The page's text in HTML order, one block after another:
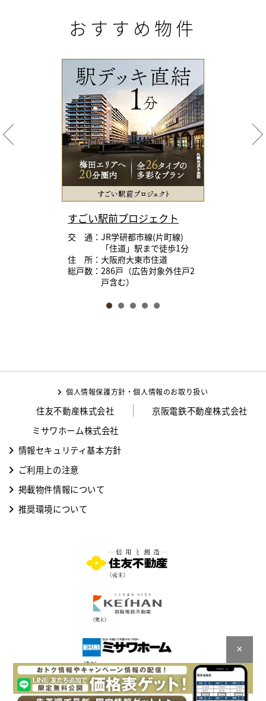
おすすめ物件
すごい駅前プロジェクト
交 通：JR学研都市線(片町線)
「住道」駅まで徒歩1分
住 所：大阪府大東市住道
総戸数：286戸（広告対象外住戸2
戸含む）
個人情報保護方針・個人情報のお取り扱い
住友不動産株式会社
京阪電鉄不動産株式会社
ミサワホーム株式会社
情報セキュリティ基本方針
ご利用上の注意
掲載物件情報について
推奨環境について
Copyright © Sumitomo Realty & Development Co., Ltd.
×